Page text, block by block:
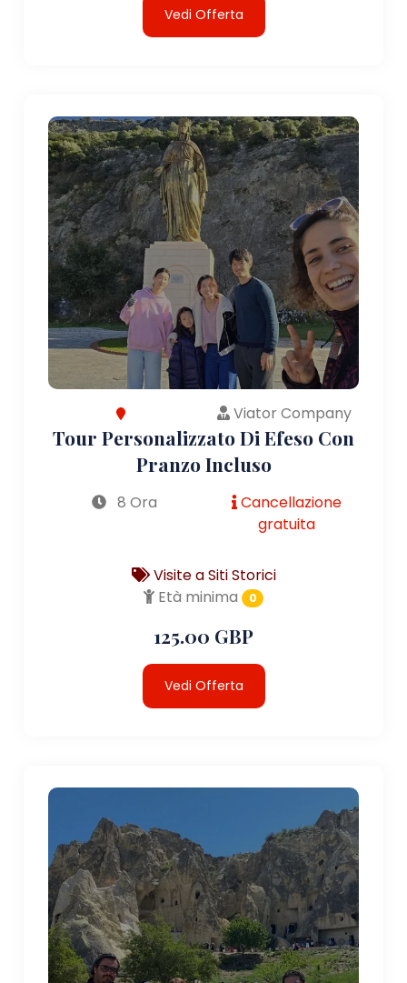
Vedi Offerta
Viator Company
Tour Personalizzato Di Efeso Con
Pranzo Incluso
8 Ora
Cancellazione
gratuita
Visite a Siti Storici
Età minima
0
125.00 GBP
Vedi Offerta